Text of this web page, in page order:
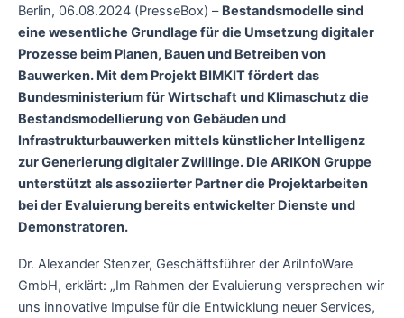
Berlin, 06.08.2024 (PresseBox) – Bestandsmodelle sind
eine wesentliche Grundlage für die Umsetzung digitaler
Prozesse beim Planen, Bauen und Betreiben von
Bauwerken. Mit dem Projekt BIMKIT fördert das
Bundesministerium für Wirtschaft und Klimaschutz die
Bestandsmodellierung von Gebäuden und
Infrastrukturbauwerken mittels künstlicher Intelligenz
zur Generierung digitaler Zwillinge. Die ARIKON Gruppe
unterstützt als assoziierter Partner die Projektarbeiten
bei der Evaluierung bereits entwickelter Dienste und
Demonstratoren.
Dr. Alexander Stenzer, Geschäftsführer der AriInfoWare
GmbH, erklärt: „Im Rahmen der Evaluierung versprechen wir
uns innovative Impulse für die Entwicklung neuer Services,